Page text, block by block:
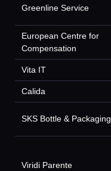
Greenline Service
European Centre for
Compensation
Vita IT
Calida
SKS Bottle & Packaging
Viridi Parente